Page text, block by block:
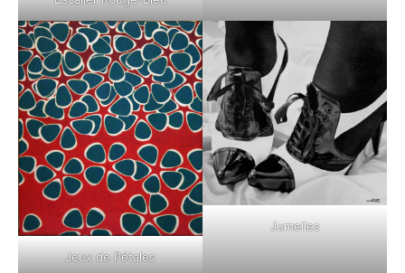
Jeux de Pétales
Jumelles